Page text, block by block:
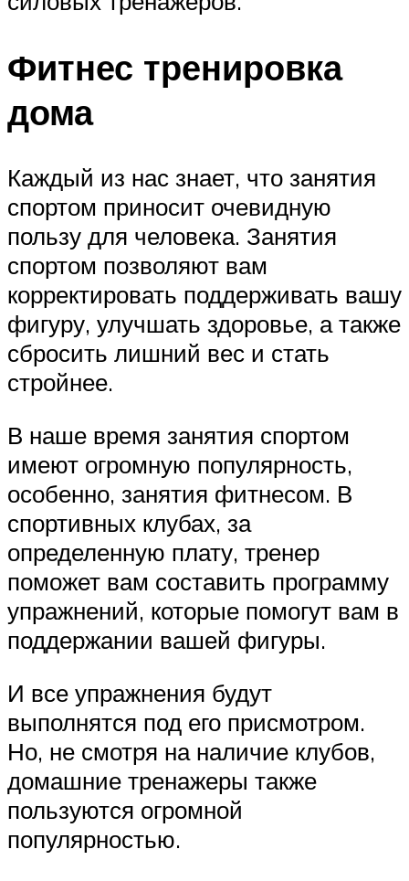
Фитнес тренировка
дома
Каждый из нас знает, что занятия
спортом приносит очевидную
пользу для человека. Занятия
спортом позволяют вам
корректировать поддерживать вашу
фигуру, улучшать здоровье, а также
сбросить лишний вес и стать
стройнее.
В наше время занятия спортом
имеют огромную популярность,
особенно, занятия фитнесом. В
спортивных клубах, за
определенную плату, тренер
поможет вам составить программу
упражнений, которые помогут вам в
поддержании вашей фигуры.
И все упражнения будут
выполнятся под его присмотром.
Но, не смотря на наличие клубов,
домашние тренажеры также
пользуются огромной
популярностью.